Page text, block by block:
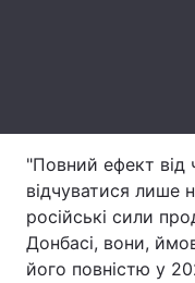
Тема оформлення
"Повний ефект від
відчуватися лише
російські сили
Донбасі, вони,
його повністю у